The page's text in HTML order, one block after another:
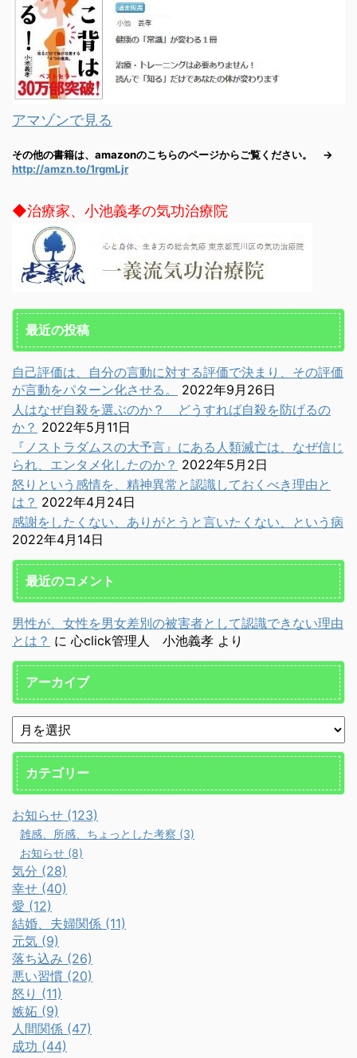
アマゾンで見る
その他の書籍は、amazonのこちらのページからご覧ください。 →
http://amzn.to/1rgmLjr
◆治療家、小池義孝の気功治療院
最近の投稿
自己評価は、自分の言動に対する評価で決まり、その評価
が言動をパターン化させる。
2022年9月26日
人はなぜ自殺を選ぶのか？ どうすれば自殺を防げるの
か？ 2022年5月11日
『ノストラダムスの大予言』にある人類滅亡は、なぜ信じ
られ、エンタメ化したのか？ 2022年5月2日
怒りという感情を、精神異常と認識しておくべき理由と
は？ 2022年4月24日
感謝をしたくない、ありがとうと言いたくない、という病
2022年4月14日
最近のコメント
男性が、女性を男女差別の被害者として認識できない理由
とは？ に 心click管理人 小池義孝 より
アーカイブ
カテゴリー
お知らせ (123)
雑感、所感、ちょっとした考察 (3)
お知らせ (8)
気分 (28)
幸せ (40)
愛 (12)
結婚、夫婦関係 (11)
元気 (9)
落ち込み (26)
悪い習慣 (20)
怒り (11)
嫉妬 (9)
人間関係 (47)
成功 (44)